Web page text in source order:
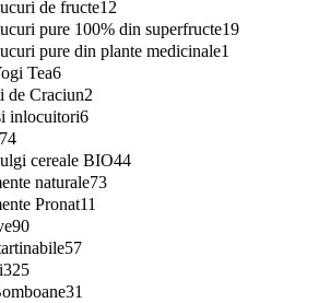
de fructe12
pure 100% din superfructe19
pure din plante medicinale1
Tea6
de Craciun2
inlocuitori6
74
cereale BIO44
naturale73
Pronat11
90
57
325
31